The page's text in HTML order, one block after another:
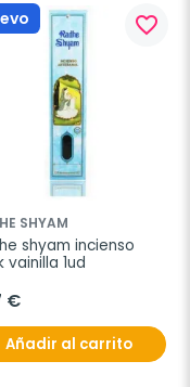
favorite_border
SHYAM
shyam incienso
vainilla 1ud
€
Añadir al carrito